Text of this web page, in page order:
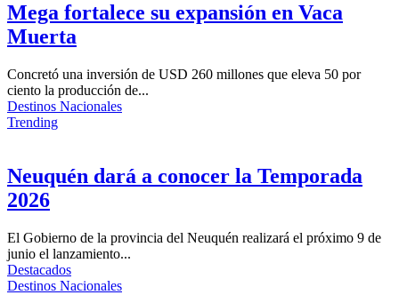
Mega fortalece su expansión en Vaca
Muerta
Concretó una inversión de USD 260 millones que eleva 50 por
ciento la producción de...
Destinos Nacionales
Trending
Neuquén dará a conocer la Temporada
2026
El Gobierno de la provincia del Neuquén realizará el próximo 9 de
junio el lanzamiento...
Destacados
Destinos Nacionales